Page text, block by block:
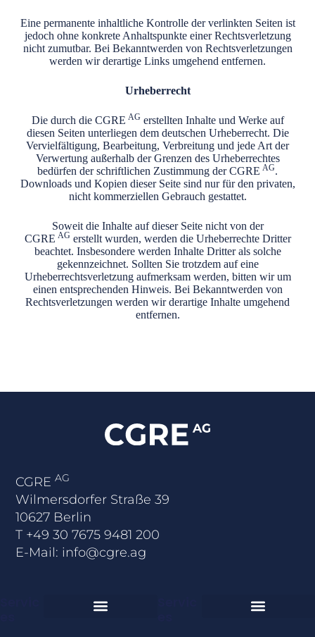
Eine permanente inhaltliche Kontrolle der verlinkten Seiten ist
jedoch ohne konkrete Anhaltspunkte einer Rechtsverletzung
nicht zumutbar. Bei Bekanntwerden von Rechtsverletzungen
werden wir derartige Links umgehend entfernen.
Urheberrecht
Die durch die CGRE AGerstellten Inhalte und Werke auf
diesen Seiten unterliegen dem deutschen Urheberrecht. Die
Vervielfältigung, Bearbeitung, Verbreitung und jede Art der
Verwertung außerhalb der Grenzen des Urheberrechtes
bedürfen der schriftlichen Zustimmung der CGRE AG.
Downloads und Kopien dieser Seite sind nur für den privaten,
nicht kommerziellen Gebrauch gestattet.
Soweit die Inhalte auf dieser Seite nicht von der
CGRE AGerstellt wurden, werden die Urheberrechte Dritter
beachtet. Insbesondere werden Inhalte Dritter als solche
gekennzeichnet. Sollten Sie trotzdem auf eine
Urheberrechtsverletzung aufmerksam werden, bitten wir um
einen entsprechenden Hinweis. Bei Bekanntwerden von
Rechtsverletzungen werden wir derartige Inhalte umgehend
entfernen.
CGREAG
Wilmersdorfer Straße 39
10627 Berlin
T +49 30 7675 9481 200
E-Mail: info@cgre.ag